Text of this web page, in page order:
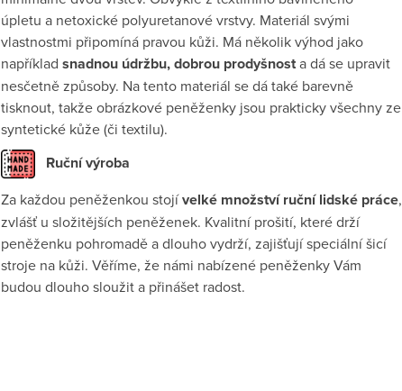
úpletu a netoxické polyuretanové vrstvy. Materiál svými
vlastnostmi připomíná pravou kůži. Má několik výhod jako
například snadnou údržbu, dobrou prodyšnosta dá se upravit
nesčetně způsoby. Na tento materiál se dá také barevně
tisknout, takže obrázkové peněženky jsou prakticky všechny ze
syntetické kůže (či textilu).
Ruční výroba
Za každou peněženkou stojívelké množství ruční lidské práce,
zvlášť u složitějších peněženek. Kvalitní prošití, které drží
peněženku pohromadě a dlouho vydrží, zajišťují speciální šicí
stroje na kůži. Věříme, že námi nabízené peněženky Vám
budou dlouho sloužit a přinášet radost.